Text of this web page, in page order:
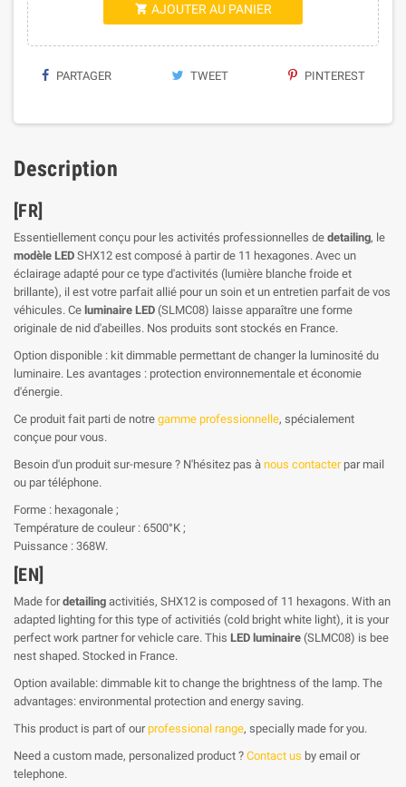
 AJOUTER AU PANIER
PARTAGER TWEET PINTEREST
Description
[FR]
Essentiellement conçu pour les activités professionnelles de detailing, le
modèle LED SHX12 est composé à partir de 11 hexagones. Avec un
éclairage adapté pour ce type d'activités (lumière blanche froide et
brillante), il est votre parfait allié pour un soin et un entretien parfait de vos
véhicules. Ce luminaire LED (SLMC08) laisse apparaître une forme
originale de nid d'abeilles. Nos produits sont stockés en France.
Option disponible : kit dimmable permettant de changer la luminosité du
luminaire. Les avantages : protection environnementale et économie
d'énergie.
Ce produit fait parti de notre gamme professionnelle, spécialement
conçue pour vous.
Besoin d'un produit sur-mesure ? N'hésitez pas à nous contacterpar mail
ou par téléphone.
Forme : hexagonale ;
Température de couleur : 6500°K ;
Puissance : 368W.
[EN]
Made fordetailing activitiés, SHX12 is composed of 11 hexagons. With an
adapted lighting for this type of activitiés (cold bright white light), it is your
perfect work partner for vehicle care. This LED luminaire (SLMC08) is bee
nest shaped. Stocked in France.
Option available: dimmable kit to change the brightness of the lamp. The
advantages: environmental protection and energy saving.
This product is part of ourprofessional range, specially made for you.
Need a custom made, personalized product ? Contact us by email or
telephone.